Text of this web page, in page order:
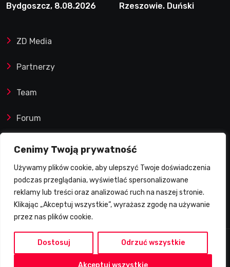
Cenimy Twoją prywatność
Używamy plików cookie, aby ulepszyć Twoje doświadczenia
podczas przeglądania, wyświetlać spersonalizowane
reklamy lub treści oraz analizować ruch na naszej stronie.
Klikając „Akceptuj wszystkie”, wyrażasz zgodę na używanie
przez nas plików cookie.
Dostosuj Odrzuć wszystkie
Akceptuj wszystkie
Bydgoszcz, 8.08.2026
Rzeszowie. Duński
ZD Media
Partnerzy
Team
Forum
Reklamy i współprace
Prawa autorskie
Polityka Prywatności
2026 © Żużlowy Degustator | Wszelkie prawa